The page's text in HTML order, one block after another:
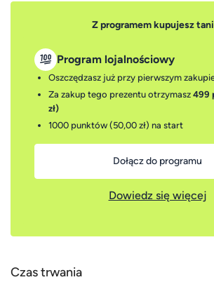
Z programem kupujesz
Program lojalnościowy
Oszczędzasz już przy pierwszym
Za zakup tego prezentu otrzymasz 499
zł)
1000 punktów (50,00 zł) na start
Dołącz do programu
Dowiedz się więcej
Czas trwania